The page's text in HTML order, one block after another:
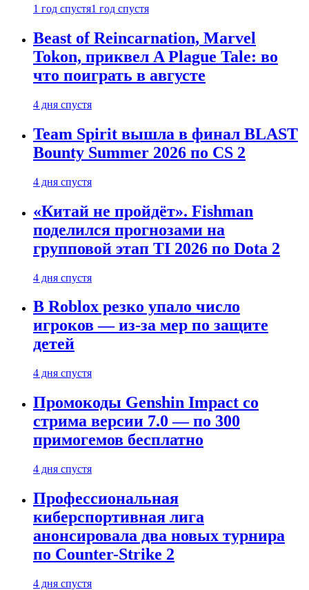
1 год спустя1 год спустя
Beast of Reincarnation, Marvel
Tokon, приквел A Plague Tale: во
что поиграть в августе
4 дня спустя
Team Spirit вышла в финал BLAST
Bounty Summer 2026 по CS 2
4 дня спустя
«Китай не пройдёт». Fishman
поделился прогнозами на
групповой этап TI 2026 по Dota 2
4 дня спустя
В Roblox резко упало число
игроков — из-за мер по защите
детей
4 дня спустя
Промокоды Genshin Impact со
стрима версии 7.0 — по 300
примогемов бесплатно
4 дня спустя
Профессиональная
киберспортивная лига
анонсировала два новых турнира
по Counter-Strike 2
4 дня спустя